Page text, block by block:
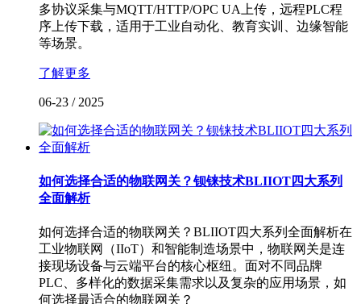
多协议采集与MQTT/HTTP/OPC UA上传，远程PLC程
序上传下载，适用于工业自动化、教育实训、边缘智能
等场景。
了解更多
06-23 / 2025
如何选择合适的物联网关？钡铼技术BLIIOT四大系列
全面解析
如何选择合适的物联网关？BLIIOT四大系列全面解析在
工业物联网（IIoT）和智能制造场景中，物联网关是连
接现场设备与云端平台的核心枢纽。面对不同品牌
PLC、多样化的数据采集需求以及复杂的应用场景，如
何选择最适合的物联网关？